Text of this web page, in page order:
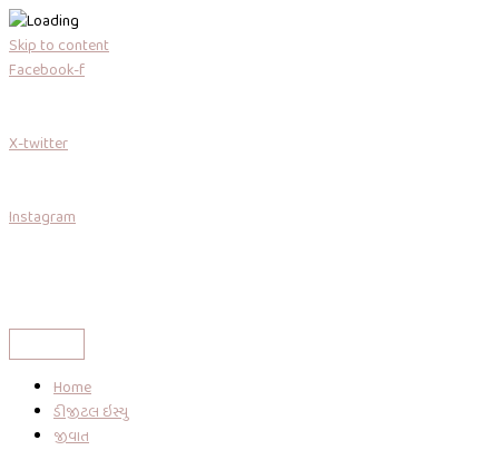
Skip to content
Facebook-f
X-twitter
Instagram
Home
ડીજીટલ ઇસ્યુ
જીવાત